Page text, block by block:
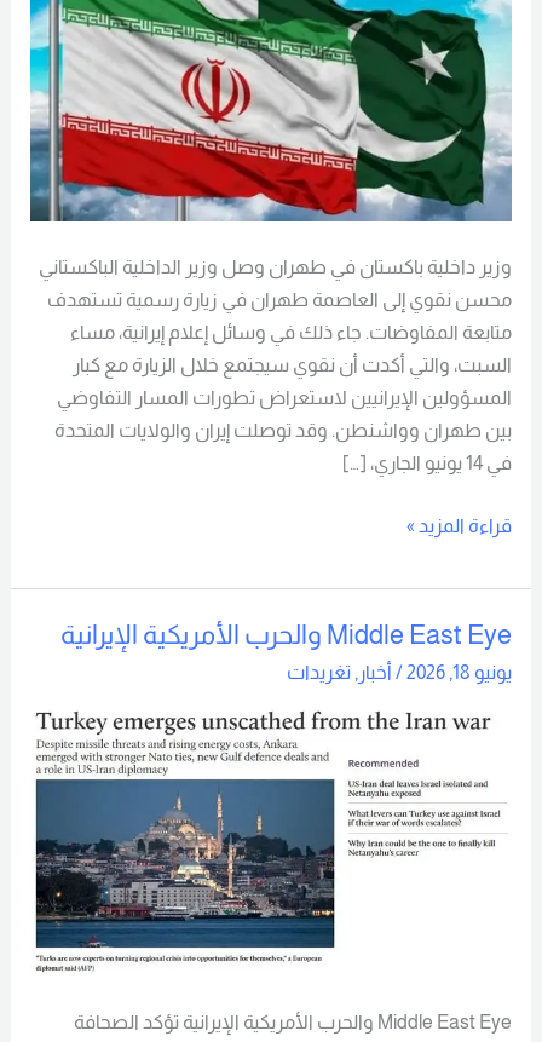
وزير داخلية باكستان في طهران وصل وزير الداخلية الباكستاني
محسن نقوي إلى العاصمة طهران في زيارة رسمية تستهدف
متابعة المفاوضات. جاء ذلك في وسائل إعلام إيرانية، مساء
السبت، والتي أكدت أن نقوي سيجتمع خلال الزيارة مع كبار
المسؤولين الإيرانيين لاستعراض تطورات المسار التفاوضي
بين طهران وواشنطن. وقد توصلت إيران والولايات المتحدة
في 14 يونيو الجاري، […]
قراءة المزيد »
Middle East Eye والحرب الأمريكية الإيرانية
يونيو 18, 2026 / أخبار , تغريدات
Middle East Eye والحرب الأمريكية الإيرانية تؤكد الصحافة
Middle
East
والحرب